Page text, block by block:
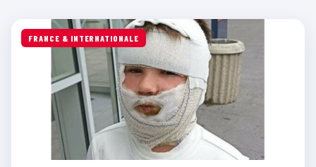
FRANCE & INTERNATIONALE